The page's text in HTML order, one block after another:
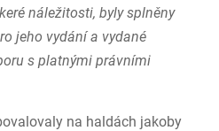
náležitosti, byly splněny
jeho vydání a vydané
s platnými právními
na haldách jakoby